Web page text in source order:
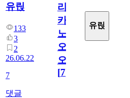
유릱
133
3
2
26.06.22
7
댓글
리
카
노
오
오!
[7]
유릱